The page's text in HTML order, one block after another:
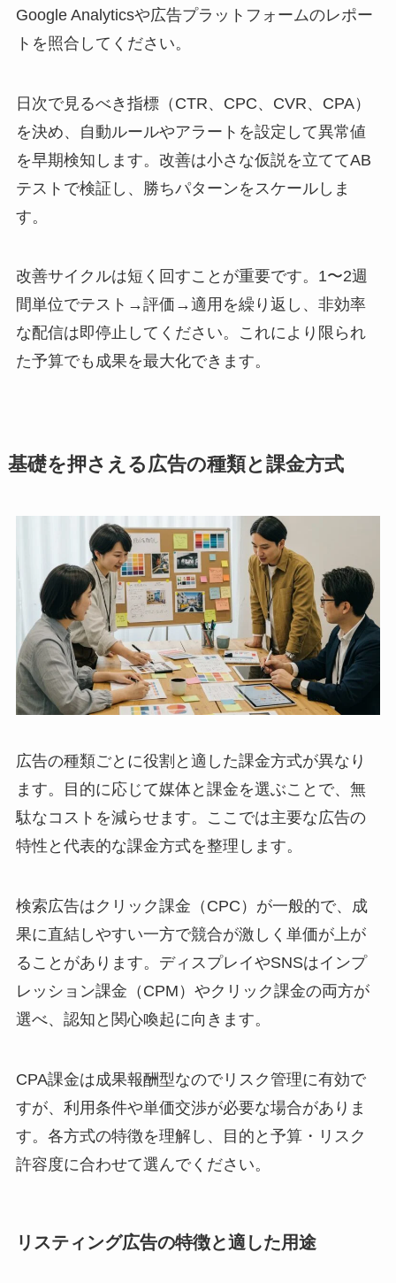
Google Analyticsや広告プラットフォームのレポー
トを照合してください。
日次で見るべき指標（CTR、CPC、CVR、CPA）
を決め、自動ルールやアラートを設定して異常値
を早期検知します。改善は小さな仮説を立ててAB
テストで検証し、勝ちパターンをスケールしま
す。
改善サイクルは短く回すことが重要です。1〜2週
間単位でテスト→評価→適用を繰り返し、非効率
な配信は即停止してください。これにより限られ
た予算でも成果を最大化できます。
基礎を押さえる広告の種類と課金方式
広告の種類ごとに役割と適した課金方式が異なり
ます。目的に応じて媒体と課金を選ぶことで、無
駄なコストを減らせます。ここでは主要な広告の
特性と代表的な課金方式を整理します。
検索広告はクリック課金（CPC）が一般的で、成
果に直結しやすい一方で競合が激しく単価が上が
ることがあります。ディスプレイやSNSはインプ
レッション課金（CPM）やクリック課金の両方が
選べ、認知と関心喚起に向きます。
CPA課金は成果報酬型なのでリスク管理に有効で
すが、利用条件や単価交渉が必要な場合がありま
す。各方式の特徴を理解し、目的と予算・リスク
許容度に合わせて選んでください。
リスティング広告の特徴と適した用途